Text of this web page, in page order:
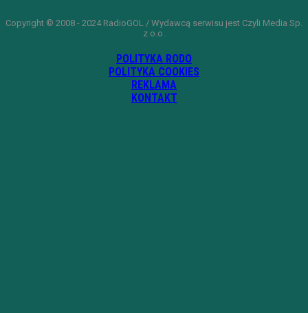
Copyright © 2008 - 2024 RadioGOL / Wydawcą serwisu jest Czyli Media Sp.
z o.o.
POLITYKA RODO
POLITYKA COOKIES
REKLAMA
KONTAKT